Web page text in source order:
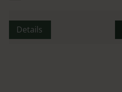
Maximalbelegung:
Details